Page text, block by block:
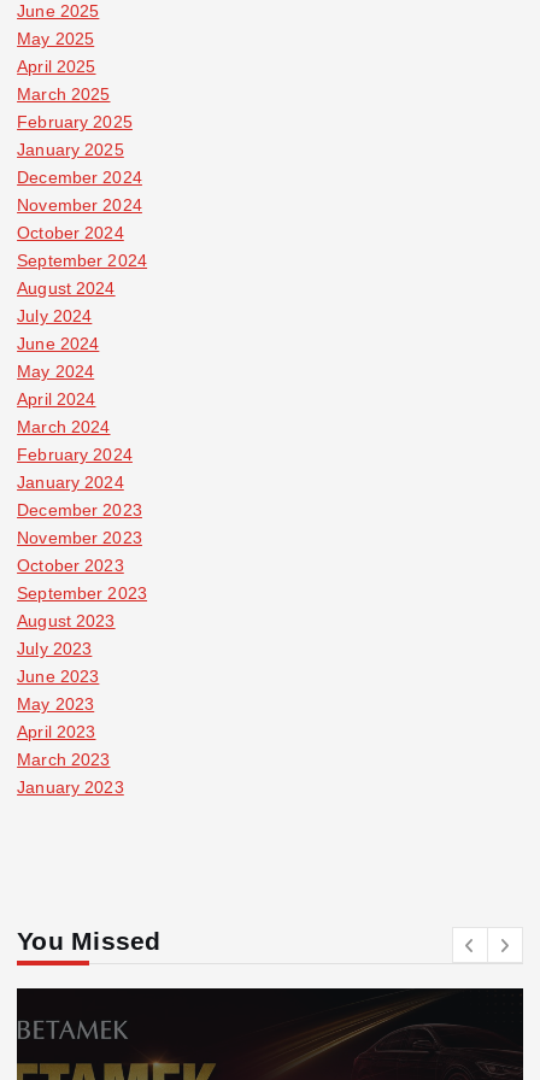
June 2025
May 2025
April 2025
March 2025
February 2025
January 2025
December 2024
November 2024
October 2024
September 2024
August 2024
July 2024
June 2024
May 2024
April 2024
March 2024
February 2024
January 2024
December 2023
November 2023
October 2023
September 2023
August 2023
July 2023
June 2023
May 2023
April 2023
March 2023
January 2023
You Missed